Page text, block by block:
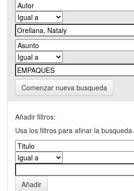
Comenzar nueva busqueda
Añadir filtros:
Usa los filtros para afinar la busqueda.